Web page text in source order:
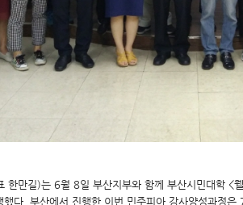
한만길)는 6월 8일 부산지부와 함께 부산시민대학 <
했다. 부산에서 진행한 이번 민주피아 강사양성과정